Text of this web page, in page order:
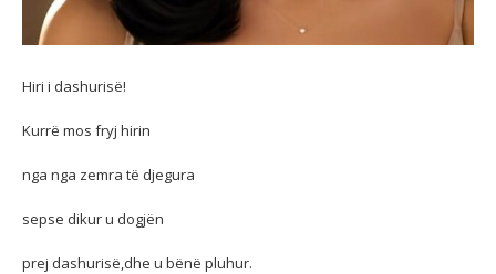
Hiri i dashurisë!
Kurrë mos fryj hirin
nga nga zemra të djegura
sepse dikur u dogjën
prej dashurisë,dhe u bënë pluhur.